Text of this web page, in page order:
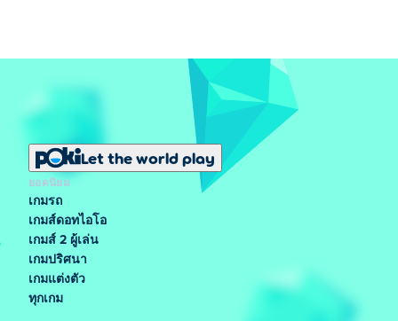
Let the world play
ยอดนิยม
เกมรถ
เกมส์ดอทไอโอ
เกมส์ 2 ผู้เล่น
เกมปริศนา
เกมแต่งตัว
ทุกเกม